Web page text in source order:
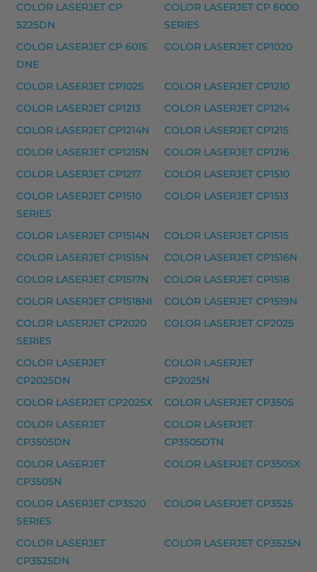
DESKJET 3910, DESKJET 3915, DESKJET 3920,
HP 21XL mustekasetti, musta – tarvike,
HP 22XL mustekasetti, kolmivärinen – tarvike,
HP 22XL mustekasetti, kolmivärinen – tarvike,
Yhteensopivat tulostimet
HP musteet
HP 302 mustekasetti, kolmivärinen – tarvike,
HP 302 mustekasetti, musta – tarvike, premium
HP 302XL mustekasetti, kolmivärinen – tarvike,
Yhteensopivat tulostimet
DESKJET F 2130, DESKJET 1110, DESKJET 1112,
HP 56 mustekasetti, musta – tarvike, premium
Yhteensopivat tulostimet
OFFICEJET J 5500 SERIES, OFFICEJET J 5508,
HP 24A laserkasetti, musta – tarvike, premium
COLOR LASERJET CP
5225DN
COLOR LASERJET CP 6000
SERIES
COLOR LASERJET CP 6015
DNE
COLOR LASERJET CP1020
COLOR LASERJET CP1025
COLOR LASERJET CP1210
COLOR LASERJET CP1213
COLOR LASERJET CP1214
COLOR LASERJET CP1214N
COLOR LASERJET CP1215
COLOR LASERJET CP1215N
COLOR LASERJET CP1216
COLOR LASERJET CP1217
COLOR LASERJET CP1510
COLOR LASERJET CP1510
SERIES
COLOR LASERJET CP1513
COLOR LASERJET CP1514N
COLOR LASERJET CP1515
COLOR LASERJET CP1515N
COLOR LASERJET CP1516N
COLOR LASERJET CP1517N
COLOR LASERJET CP1518
COLOR LASERJET CP1518NI
COLOR LASERJET CP1519N
COLOR LASERJET CP2020
SERIES
COLOR LASERJET CP2025
COLOR LASERJET
CP2025DN
COLOR LASERJET
CP2025N
COLOR LASERJET CP2025X
COLOR LASERJET CP3505
COLOR LASERJET
CP3505DN
COLOR LASERJET
CP3505DTN
COLOR LASERJET
CP3505N
COLOR LASERJET CP3505X
COLOR LASERJET CP3520
SERIES
COLOR LASERJET CP3525
COLOR LASERJET
CP3525DN
COLOR LASERJET CP3525N